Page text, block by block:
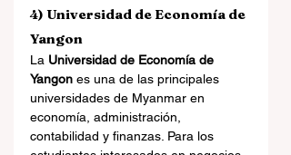
4) Universidad de Economía de
Yangon
La Universidad de Economía de
Yangon es una de las principales
universidades de Myanmar en
economía, administración,
contabilidad y finanzas. Para los